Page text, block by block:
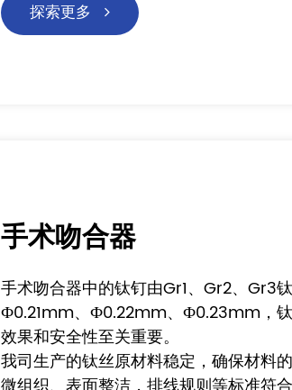
探索更多
手术吻合器
手术吻合器中的钛钉由Gr1、Gr2、Gr3
Ф0.21mm、Ф0.22mm、Ф0.23mm，钛
效果和安全性至关重要。
我司生产的钛丝原材料稳定，确保材料